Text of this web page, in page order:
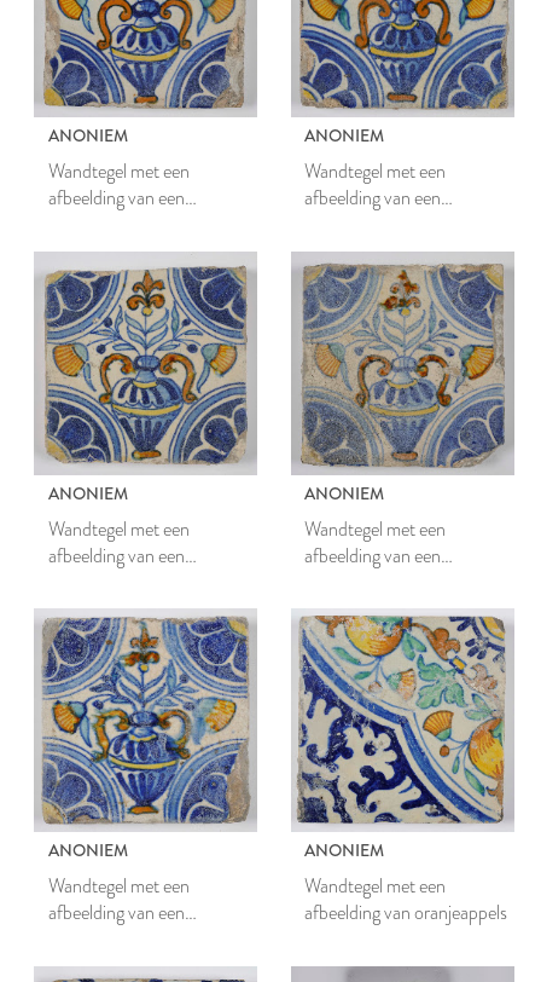
ANONIEM
Wandtegel met een
afbeelding van een
ANONIEM
Wandtegel met een
afbeelding van een
ANONIEM
Wandtegel met een
afbeelding van een
ANONIEM
Wandtegel met een
afbeelding van een
ANONIEM
Wandtegel met een
afbeelding van een
ANONIEM
Wandtegel met een
afbeelding van oranjeappels